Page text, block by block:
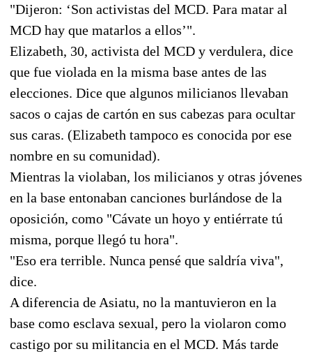
"Dijeron: ‘Son activistas del MCD. Para matar al
MCD hay que matarlos a ellos’".
Elizabeth, 30, activista del MCD y verdulera, dice
que fue violada en la misma base antes de las
elecciones. Dice que algunos milicianos llevaban
sacos o cajas de cartón en sus cabezas para ocultar
sus caras. (Elizabeth tampoco es conocida por ese
nombre en su comunidad).
Mientras la violaban, los milicianos y otras jóvenes
en la base entonaban canciones burlándose de la
oposición, como "Cávate un hoyo y entiérrate tú
misma, porque llegó tu hora".
"Eso era terrible. Nunca pensé que saldría viva",
dice.
A diferencia de Asiatu, no la mantuvieron en la
base como esclava sexual, pero la violaron como
castigo por su militancia en el MCD. Más tarde